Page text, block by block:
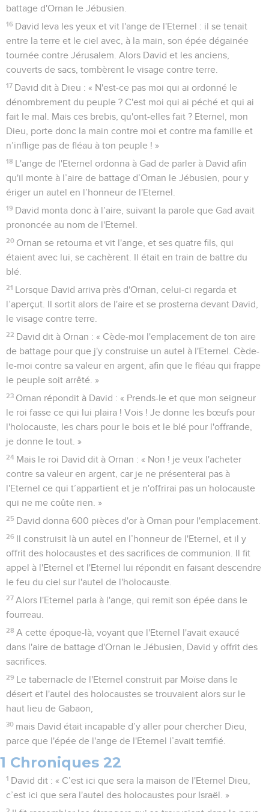
battage d'Ornan le Jébusien.
16 David leva les yeux et vit l'ange de l'Eternel : il se tenait
entre la terre et le ciel avec, à la main, son épée dégainée
tournée contre Jérusalem. Alors David et les anciens,
couverts de sacs, tombèrent le visage contre terre.
17 David dit à Dieu : « N'est-ce pas moi qui ai ordonné le
dénombrement du peuple ? C'est moi qui ai péché et qui ai
fait le mal. Mais ces brebis, qu'ont-elles fait ? Eternel, mon
Dieu, porte donc la main contre moi et contre ma famille et
n’inflige pas de fléau à ton peuple ! »
18 L'ange de l'Eternel ordonna à Gad de parler à David afin
qu'il monte à l’aire de battage d’Ornan le Jébusien, pour y
ériger un autel en l’honneur de l'Eternel.
19 David monta donc à l’aire, suivant la parole que Gad avait
prononcée au nom de l'Eternel.
20 Ornan se retourna et vit l'ange, et ses quatre fils, qui
étaient avec lui, se cachèrent. Il était en train de battre du
blé.
21 Lorsque David arriva près d'Ornan, celui-ci regarda et
l’aperçut. Il sortit alors de l'aire et se prosterna devant David,
le visage contre terre.
22 David dit à Ornan : « Cède-moi l'emplacement de ton aire
de battage pour que j'y construise un autel à l'Eternel. Cède-
le-moi contre sa valeur en argent, afin que le fléau qui frappe
le peuple soit arrêté. »
23 Ornan répondit à David : « Prends-le et que mon seigneur
le roi fasse ce qui lui plaira ! Vois ! Je donne les bœufs pour
l'holocauste, les chars pour le bois et le blé pour l'offrande,
je donne le tout. »
24 Mais le roi David dit à Ornan : « Non ! je veux l'acheter
contre sa valeur en argent, car je ne présenterai pas à
l'Eternel ce qui t’appartient et je n'offrirai pas un holocauste
qui ne me coûte rien. »
25 David donna 600 pièces d'or à Ornan pour l'emplacement.
26 Il construisit là un autel en l’honneur de l'Eternel, et il y
offrit des holocaustes et des sacrifices de communion. Il fit
appel à l'Eternel et l'Eternel lui répondit en faisant descendre
le feu du ciel sur l'autel de l'holocauste.
27 Alors l'Eternel parla à l'ange, qui remit son épée dans le
fourreau.
28 A cette époque-là, voyant que l'Eternel l'avait exaucé
dans l'aire de battage d'Ornan le Jébusien, David y offrit des
sacrifices.
29 Le tabernacle de l'Eternel construit par Moïse dans le
désert et l'autel des holocaustes se trouvaient alors sur le
haut lieu de Gabaon,
30 mais David était incapable d’y aller pour chercher Dieu,
parce que l'épée de l'ange de l'Eternel l’avait terrifié.
1 Chroniques 22
1 David dit : « C’est ici que sera la maison de l'Eternel Dieu,
c’est ici que sera l'autel des holocaustes pour Israël. »
2